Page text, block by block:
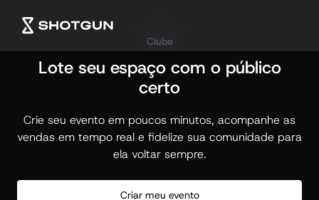
Clube
Lote seu espaço com o público
certo
Crie seu evento em poucos minutos, acompanhe as
vendas em tempo real e fidelize sua comunidade para
ela voltar sempre.
Criar meu evento